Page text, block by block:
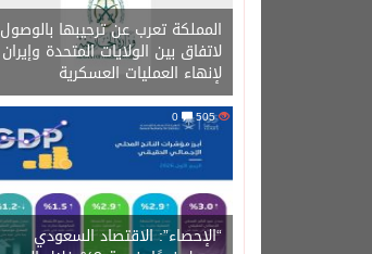
المملكة تعرب عن ترحيبها بالوصول
لاتفاق بين الولايات المتحدة وإيران
لإنهاء العمليات العسكرية
505
“الإحصاء”: الاقتصاد السعودي